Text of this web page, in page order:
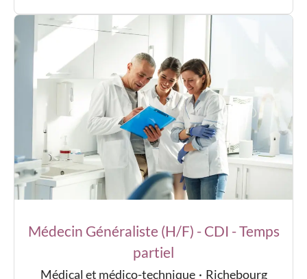
Médecin Généraliste (H/F) - CDI - Temps
partiel
Médical et médico-technique · Richebourg